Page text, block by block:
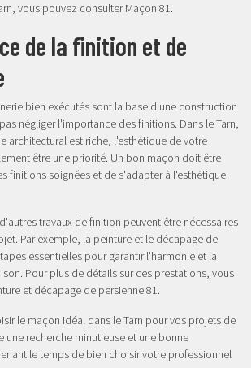
vous pouvez consulterMaçon 81.
de la finition et de
bien exécutés sont la base d'une construction
négliger l'importance des finitions. Dans le Tarn,
architectural est riche, l'esthétique de votre
être une priorité. Un bon maçon doit être
finitions soignées et de s'adapter à l'esthétique
travaux de finition peuvent être nécessaires
Par exemple, la peinture et le décapage de
essentielles pour garantir l'harmonie et la
Pour plus de détails sur ces prestations, vous
et décapage de persienne 81.
le maçon idéal dans le Tarn pour vos projets de
une recherche minutieuse et une bonne
le temps de bien choisir votre professionnel